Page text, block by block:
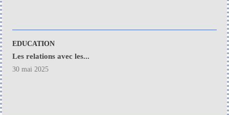
EDUCATION
Les relations avec les...
30 mai 2025